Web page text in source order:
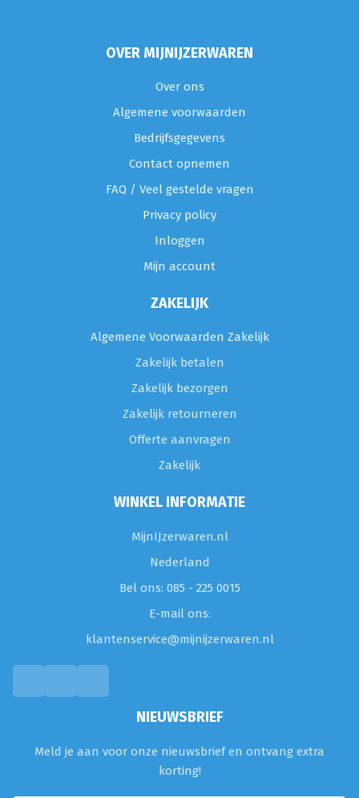
OVER MIJNIJZERWAREN
Over ons
Algemene voorwaarden
Bedrijfsgegevens
Contact opnemen
FAQ / Veel gestelde vragen
Privacy policy
Inloggen
Mijn account
ZAKELIJK
Algemene Voorwaarden Zakelijk
Zakelijk betalen
Zakelijk bezorgen
Zakelijk retourneren
Offerte aanvragen
Zakelijk
WINKEL INFORMATIE
MijnIJzerwaren.nl
Nederland
Bel ons: 085 - 225 0015
E-mail ons:
klantenservice@mijnijzerwaren.nl
NIEUWSBRIEF
Meld je aan voor onze nieuwsbrief en ontvang extra
korting!